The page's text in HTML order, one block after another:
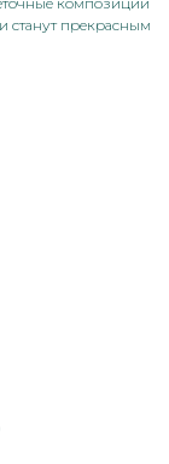
станут прекрасным